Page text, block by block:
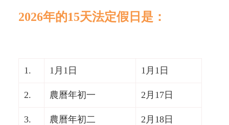
2026年的15天法定假日是：
1. 1月1日 1月1日
2. 農曆年初一 2月17日
3. 農曆年初二 2月18日